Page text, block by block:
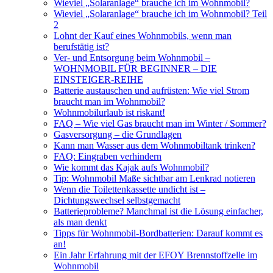
Wieviel „Solaranlage“ brauche ich im Wohnmobil?
Wieviel „Solaranlage“ brauche ich im Wohnmobil? Teil
2
Lohnt der Kauf eines Wohnmobils, wenn man
berufstätig ist?
Ver- und Entsorgung beim Wohnmobil –
WOHNMOBIL FÜR BEGINNER – DIE
EINSTEIGER-REIHE
Batterie austauschen und aufrüsten: Wie viel Strom
braucht man im Wohnmobil?
Wohnmobilurlaub ist riskant!
FAQ – Wie viel Gas braucht man im Winter / Sommer?
Gasversorgung – die Grundlagen
Kann man Wasser aus dem Wohnmobiltank trinken?
FAQ: Eingraben verhindern
Wie kommt das Kajak aufs Wohnmobil?
Tip: Wohnmobil Maße sichtbar am Lenkrad notieren
Wenn die Toilettenkassette undicht ist –
Dichtungswechsel selbstgemacht
Batterieprobleme? Manchmal ist die Lösung einfacher,
als man denkt
Tipps für Wohnmobil-Bordbatterien: Darauf kommt es
an!
Ein Jahr Erfahrung mit der EFOY Brennstoffzelle im
Wohnmobil